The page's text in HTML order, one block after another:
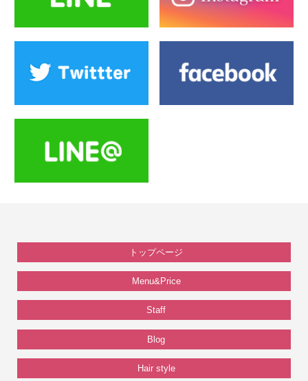
トップページ
Menu&Price
Staff
Blog
Hair style